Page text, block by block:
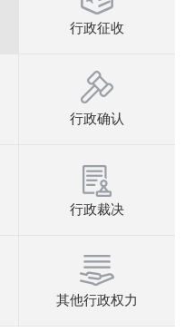
行政征收
行政确认
行政裁决
其他行政权力